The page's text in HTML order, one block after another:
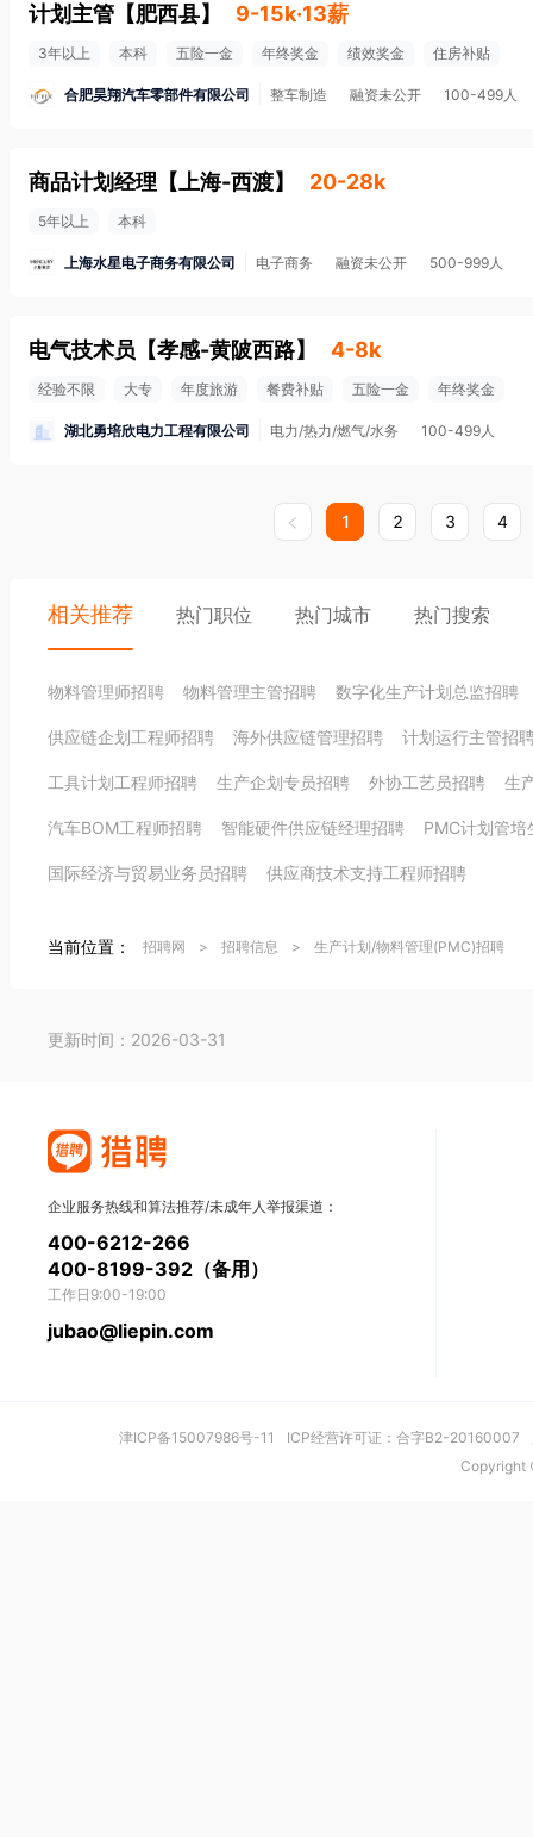
计划主管 【肥西县】 9-15k·13薪
3年以上 本科 五险一金 年终奖金 绩效奖金 住房补贴
合肥昊翔汽车零部件有限公司 整车制造 融资未公开 100-499人
商品计划经理 【 上海-西渡】 20-28k
5年以上 本科
上海水星电子商务有限公司 电子商务 融资未公开 500-999人
电气技术员 【孝感-黄陂西路】 4-8k
经验不限 大专 年度旅游 餐费补贴 五险一金 年终奖金
湖北勇培欣电力工程有限公司 电力/热力/燃气/水务 100-499人
1 2 3 4
相关推荐 热门职位 热门城市 热门搜索
物料管理师招聘 物料管理主管招聘 数字化生产计划总监招聘
供应链企划工程师招聘 海外供应链管理招聘 计划运行主管招
工具计划工程师招聘 生产企划专员招聘 外协工艺员招聘 生
汽车BOM工程师招聘 智能硬件供应链经理招聘 PMC计划管培
国际经济与贸易业务员招聘 供应商技术支持工程师招聘
当前位置： 招聘网 > 招聘信息 > 生产计划/物料管理(PMC)招聘
更新时间：2026-03-31